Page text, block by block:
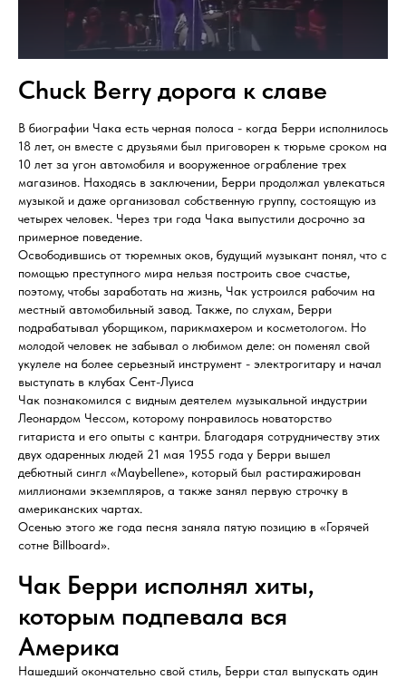
Chuck Berry дорога к славе
В биографии Чака есть черная полоса - когда Берри исполнилось
18 лет, он вместе с друзьями был приговорен к тюрьме сроком на
10 лет за угон автомобиля и вооруженное ограбление трех
магазинов. Находясь в заключении, Берри продолжал увлекаться
музыкой и даже организовал собственную группу, состоящую из
четырех человек. Через три года Чака выпустили досрочно за
примерное поведение.
Освободившись от тюремных оков, будущий музыкант понял, что с
помощью преступного мира нельзя построить свое счастье,
поэтому, чтобы заработать на жизнь, Чак устроился рабочим на
местный автомобильный завод. Также, по слухам, Берри
подрабатывал уборщиком, парикмахером и косметологом. Но
молодой человек не забывал о любимом деле: он поменял свой
укулеле на более серьезный инструмент - электрогитару и начал
выступать в клубах Сент-Луиса
Чак познакомился с видным деятелем музыкальной индустрии
Леонардом Чессом, которому понравилось новаторство
гитариста и его опыты с кантри. Благодаря сотрудничеству этих
двух одаренных людей 21 мая 1955 года у Берри вышел
дебютный сингл «Maybellene», который был растиражирован
миллионами экземпляров, а также занял первую строчку в
американских чартах.
Осенью этого же года песня заняла пятую позицию в «Горячей
сотне Billboard».
Чак Берри исполнял хиты,
которым подпевала вся
Америка
Нашедший окончательно свой стиль, Берри стал выпускать один